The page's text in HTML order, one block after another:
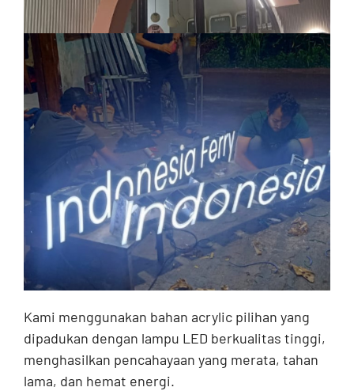
Kami menggunakan bahan acrylic pilihan yang
dipadukan dengan lampu LED berkualitas tinggi,
menghasilkan pencahayaan yang merata, tahan
lama, dan hemat energi.